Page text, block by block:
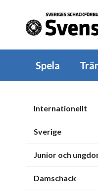
Spela
Internationellt
Sverige
Junior och
Damschack